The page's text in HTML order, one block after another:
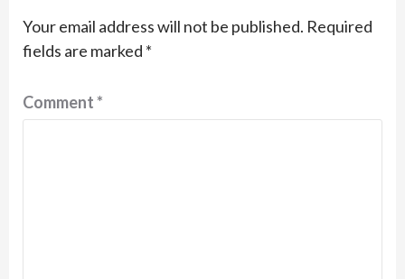
Your email address will not be published. Required
fields are marked *
Comment*